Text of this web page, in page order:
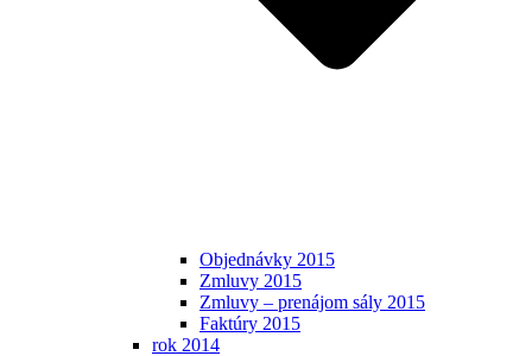
Objednávky 2015
Zmluvy 2015
Zmluvy – prenájom sály 2015
Faktúry 2015
rok 2014